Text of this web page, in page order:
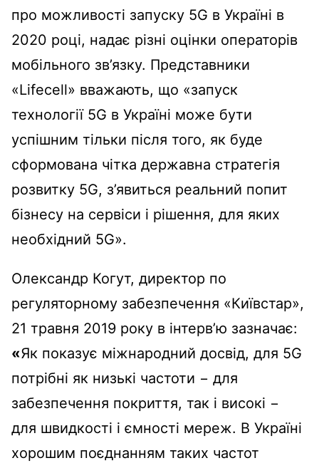
про можливості запуску 5G в Україні в
2020 році, надає різні оцінки операторів
мобільного зв’язку. Представники
«Lifecell» вважають, що «запуск
технології 5G в Україні може бути
успішним тільки після того, як буде
сформована чітка державна стратегія
розвитку 5G, з’явиться реальний попит
бізнесу на сервіси і рішення, для яких
необхідний 5G».
Олександр Когут, директор по
регуляторному забезпечення «Київстар»,
21 травня 2019 року в інтерв’ю зазначає:
«Як показує міжнародний досвід, для 5G
потрібні як низькі частоти − для
забезпечення покриття, так і високі −
для швидкості і ємності мереж. В Україні
хорошим поєднанням таких частот